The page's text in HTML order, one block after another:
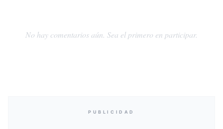
No hay comentarios aún. Sea el primero en participar.
PUBLICIDAD